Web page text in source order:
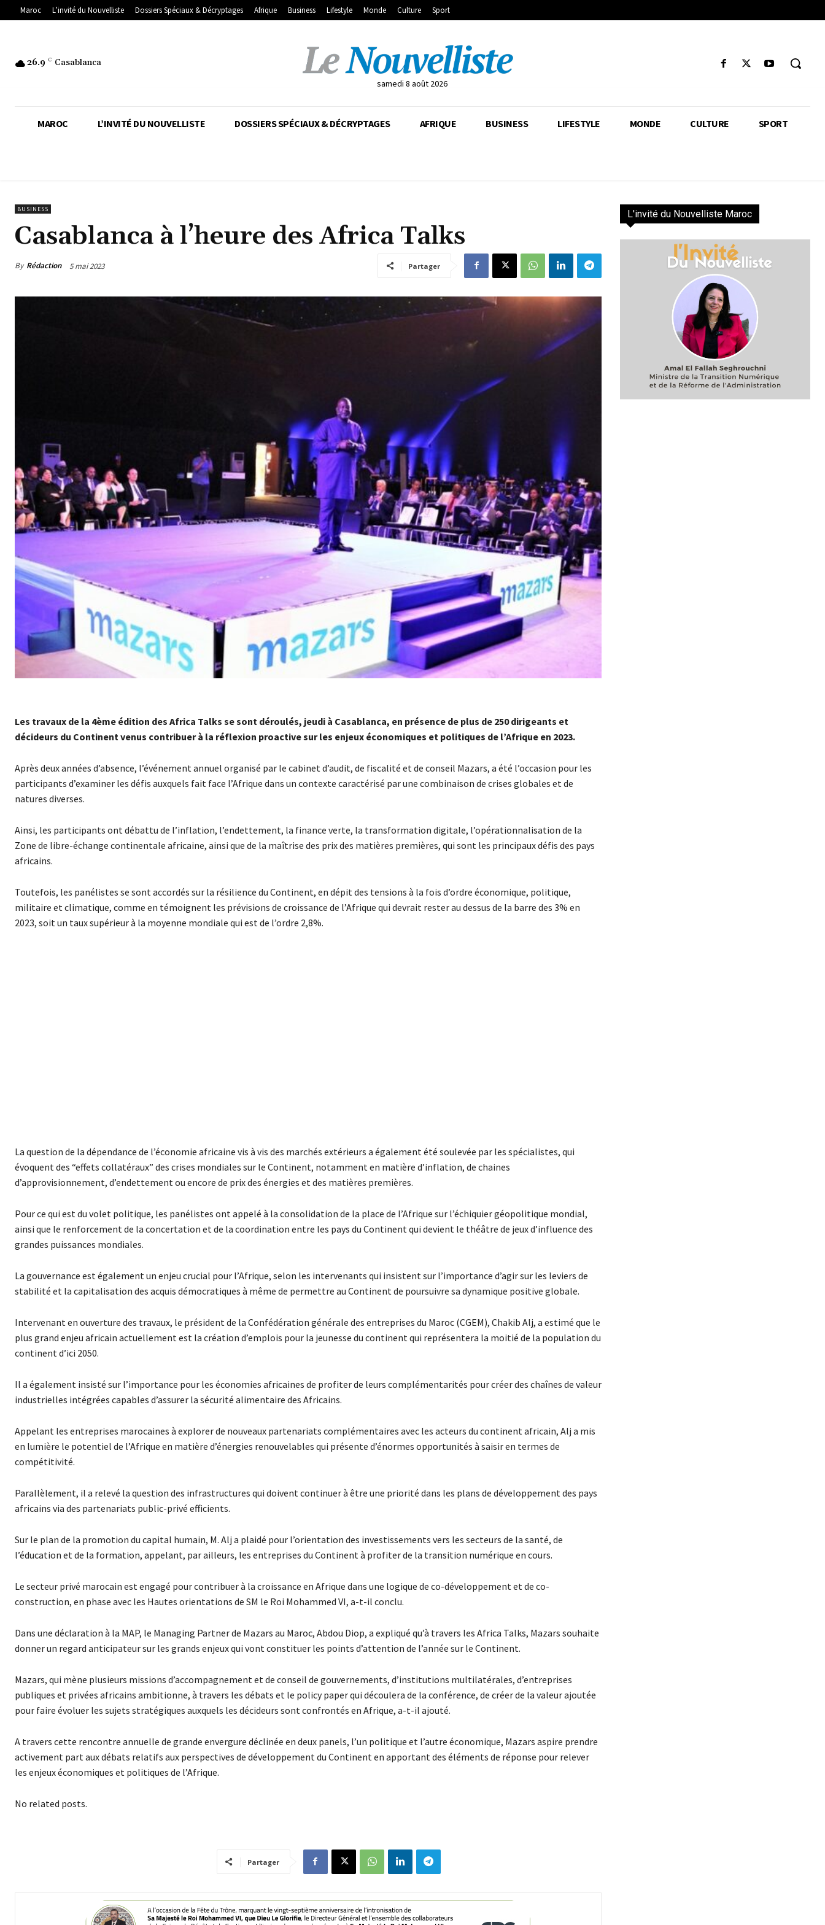
Maroc L’invité du Nouvelliste Dossiers Spéciaux & Décryptages Afrique Business Lifestyle Monde Culture Sport
26.9 C Casablanca
samedi 8 août 2026
MAROC L’INVITÉ DU NOUVELLISTE DOSSIERS SPÉCIAUX & DÉCRYPTAGES AFRIQUE BUSINESS LIFESTYLE MONDE CULTURE SPORT
BUSINESS
Casablanca à l’heure des Africa Talks
By Rédaction 5 mai 2023 Partager
Les travaux de la 4ème édition des Africa Talks se sont déroulés, jeudi à Casablanca, en présence de plus de 250 dirigeants et
décideurs du Continent venus contribuer à la réflexion proactive sur les enjeux économiques et politiques de l’Afrique en 2023.
Après deux années d’absence, l’événement annuel organisé par le cabinet d’audit, de fiscalité et de conseil Mazars, a été l’occasion pour les
participants d’examiner les défis auxquels fait face l’Afrique dans un contexte caractérisé par une combinaison de crises globales et de
natures diverses.
Ainsi, les participants ont débattu de l’inflation, l’endettement, la finance verte, la transformation digitale, l’opérationnalisation de la
Zone de libre-échange continentale africaine, ainsi que de la maîtrise des prix des matières premières, qui sont les principaux défis des pays
africains.
Toutefois, les panélistes se sont accordés sur la résilience du Continent, en dépit des tensions à la fois d’ordre économique, politique,
militaire et climatique, comme en témoignent les prévisions de croissance de l’Afrique qui devrait rester au dessus de la barre des 3% en
2023, soit un taux supérieur à la moyenne mondiale qui est de l’ordre 2,8%.
La question de la dépendance de l’économie africaine vis à vis des marchés extérieurs a également été soulevée par les spécialistes, qui
évoquent des “effets collatéraux” des crises mondiales sur le Continent, notamment en matière d’inflation, de chaines
d’approvisionnement, d’endettement ou encore de prix des énergies et des matières premières.
Pour ce qui est du volet politique, les panélistes ont appelé à la consolidation de la place de l’Afrique sur l’échiquier géopolitique mondial,
ainsi que le renforcement de la concertation et de la coordination entre les pays du Continent qui devient le théâtre de jeux d’influence des
grandes puissances mondiales.
La gouvernance est également un enjeu crucial pour l’Afrique, selon les intervenants qui insistent sur l’importance d’agir sur les leviers de
stabilité et la capitalisation des acquis démocratiques à même de permettre au Continent de poursuivre sa dynamique positive globale.
Intervenant en ouverture des travaux, le président de la Confédération générale des entreprises du Maroc (CGEM), Chakib Alj, a estimé que le
plus grand enjeu africain actuellement est la création d’emplois pour la jeunesse du continent qui représentera la moitié de la population du
continent d’ici 2050.
Il a également insisté sur l’importance pour les économies africaines de profiter de leurs complémentarités pour créer des chaînes de valeur
industrielles intégrées capables d’assurer la sécurité alimentaire des Africains.
Appelant les entreprises marocaines à explorer de nouveaux partenariats complémentaires avec les acteurs du continent africain, Alj a mis
en lumière le potentiel de l’Afrique en matière d’énergies renouvelables qui présente d’énormes opportunités à saisir en termes de
compétitivité.
Parallèlement, il a relevé la question des infrastructures qui doivent continuer à être une priorité dans les plans de développement des pays
africains via des partenariats public-privé efficients.
Sur le plan de la promotion du capital humain, M. Alj a plaidé pour l’orientation des investissements vers les secteurs de la santé, de
l’éducation et de la formation, appelant, par ailleurs, les entreprises du Continent à profiter de la transition numérique en cours.
Le secteur privé marocain est engagé pour contribuer à la croissance en Afrique dans une logique de co-développement et de co-
construction, en phase avec les Hautes orientations de SM le Roi Mohammed VI, a-t-il conclu.
Dans une déclaration à la MAP, le Managing Partner de Mazars au Maroc, Abdou Diop, a expliqué qu’à travers les Africa Talks, Mazars souhaite
donner un regard anticipateur sur les grands enjeux qui vont constituer les points d’attention de l’année sur le Continent.
Mazars, qui mène plusieurs missions d’accompagnement et de conseil de gouvernements, d’institutions multilatérales, d’entreprises
publiques et privées africains ambitionne, à travers les débats et le policy paper qui découlera de la conférence, de créer de la valeur ajoutée
pour faire évoluer les sujets stratégiques auxquels les décideurs sont confrontés en Afrique, a-t-il ajouté.
A travers cette rencontre annuelle de grande envergure déclinée en deux panels, l’un politique et l’autre économique, Mazars aspire prendre
activement part aux débats relatifs aux perspectives de développement du Continent en apportant des éléments de réponse pour relever
les enjeux économiques et politiques de l’Afrique.
No related posts.
Partager
L'invité du Nouvelliste Maroc